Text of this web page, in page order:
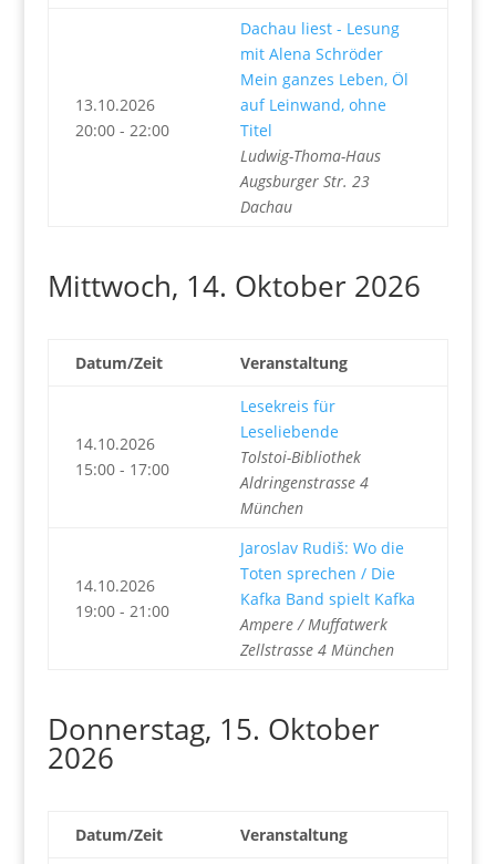
13.10.2026
20:00 - 22:00
Dachau liest - Lesung
mit Alena Schröder
Mein ganzes Leben, Öl
auf Leinwand, ohne
Titel
Ludwig-Thoma-Haus
Augsburger Str. 23
Dachau
Mittwoch, 14. Oktober 2026
Datum/Zeit Veranstaltung
14.10.2026
15:00 - 17:00
Lesekreis für
Leseliebende
Tolstoi-Bibliothek
Aldringenstrasse 4
München
14.10.2026
19:00 - 21:00
Jaroslav Rudiš: Wo die
Toten sprechen / Die
Kafka Band spielt Kafka
Ampere / Muffatwerk
Zellstrasse 4 München
Donnerstag, 15. Oktober
2026
Datum/Zeit Veranstaltung